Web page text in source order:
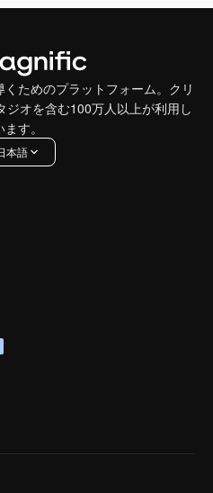
ためのプラットフォーム。クリ
オを含む100万人以上が利用し
す。
本語